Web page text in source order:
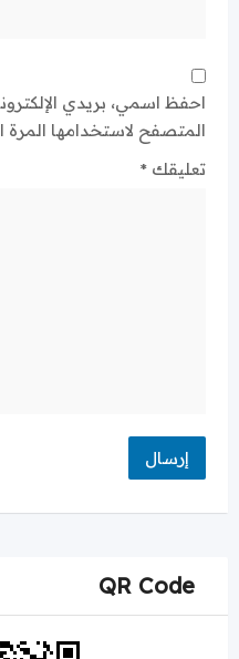
احفظ اسمي، بريدي
المتصفح لاستخدامها المرة
تعليقك *
QR Code